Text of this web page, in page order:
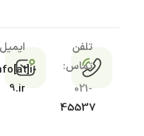
تلفن
تماس:
021-
45537
9.ir